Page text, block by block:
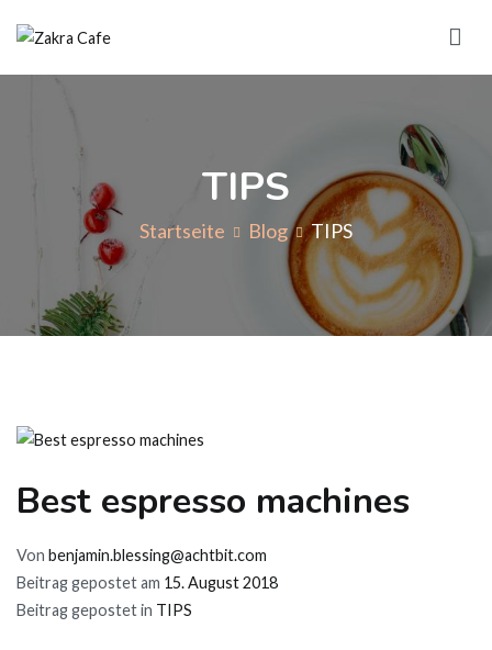
Inhalt
TIPS
Startseite Blog TIPS
Best espresso machines
Von benjamin.blessing@achtbit.com
Beitrag gepostet am 15. August 2018
Beitrag gepostet in TIPS